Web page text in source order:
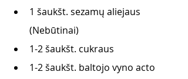
1 šaukšt. sezamų aliejaus
(Nebūtinai)
1-2 šaukšt. cukraus
1-2 šaukšt. baltojo vyno acto